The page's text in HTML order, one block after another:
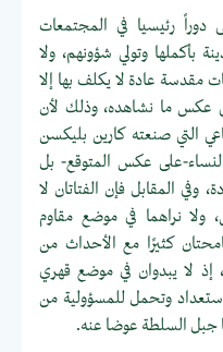
دوراً رئيسيا في المجتمعات
بأكملها وتولي شؤونهم، ولا
مقدسة عادة لا يكلف بها إلا
عكس ما نشاهده، وذلك لأن
التي صنعته كارين بليكسن
على عكس المتوقع- بل
وفي المقابل فإن الفتاتان لا
نراهما في موضع مقاوم
كثيرًا مع الأحداث من
إذ لا يبدوان في موضع قهري
وتحمل للمسؤولية من
جبل السلطة عوضا عنه.